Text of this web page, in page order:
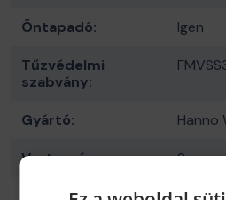
Öntapadó: Igen
Tűzvédelmi
szabvány:
Gyártó: Hanno
Vastagság: 2 mm